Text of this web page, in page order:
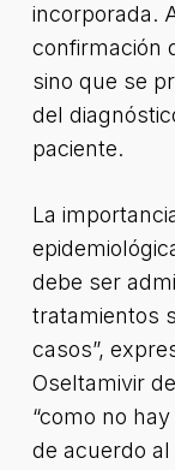
incorporada.
confirmación
sino que se
del
paciente.
La
debe ser
tratamientos
casos”,
Oseltamivir
“como no
de acuerdo